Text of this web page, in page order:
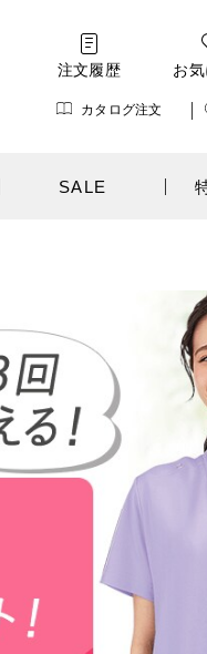
注文履歴 お
カタログ注文
SALE